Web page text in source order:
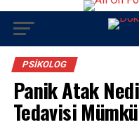
PSIKOLOG
Panik Atak
Tedavisi